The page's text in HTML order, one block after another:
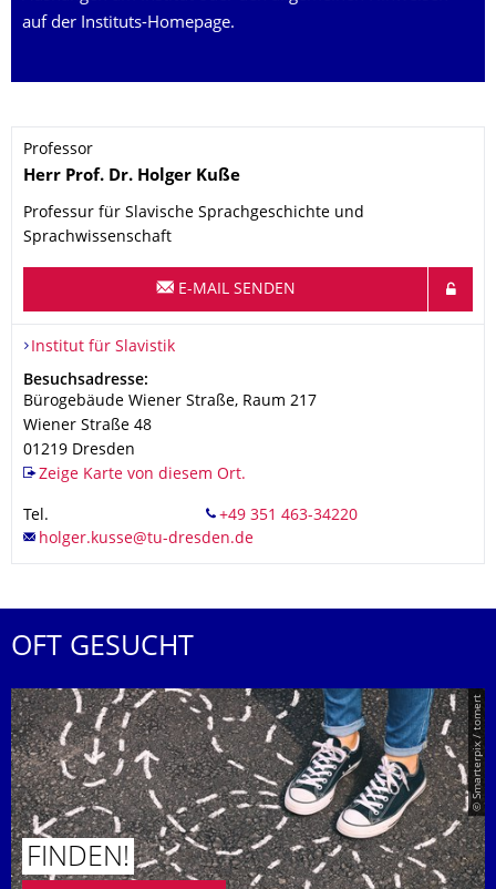
auf der Instituts-Homepage.
Professor
Name
Herr Prof. Dr. Holger Kuße
Professur für Slavische Sprachgeschichte und
Sprachwissenschaft
E-MAIL SENDEN
Organisationsname
Institut für Slavistik
Institut für Slavistik
Adresse
Besuchsadresse:
Bürogebäude Wiener Straße, Raum 217
Wiener Straße 48
01219 Dresden
Zeige Karte von diesem Ort.
Tel.
OFT GESUCHT
© Smarterpix / tomert
FINDEN!